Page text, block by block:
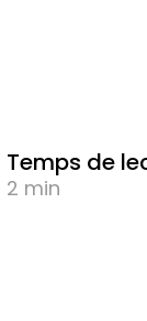
Temps de
2 min